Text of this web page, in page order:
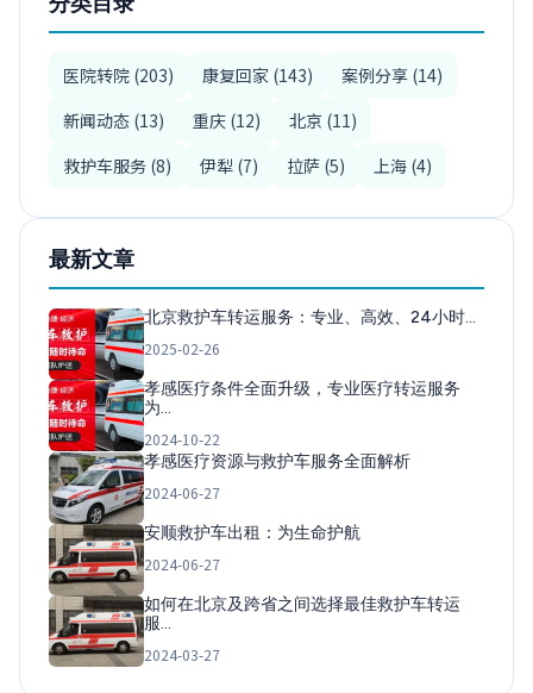
医院转院 (203) 康复回家 (143)
案例分享 (14)
新闻动态 (13)
重庆 (12)
北京 (11)
救护车服务 (8)
伊犁 (7) 拉萨 (5) 上海 (4)
最新文章
北京救护车转运服务：专业、高效、24小时…
2025-02-26
孝感医疗条件全面升级，专业医疗转运服务
为…
2024-10-22
孝感医疗资源与救护车服务全面解析
2024-06-27
安顺救护车出租：为生命护航
2024-06-27
如何在北京及跨省之间选择最佳救护车转运
服…
2024-03-27